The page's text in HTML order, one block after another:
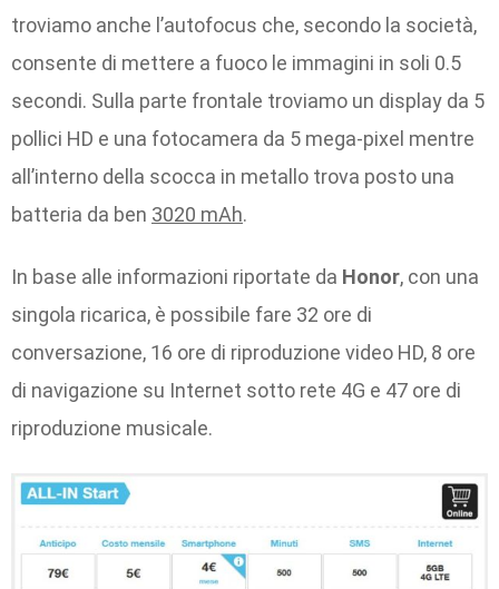
troviamo anche l’autofocus che, secondo la società,
consente di mettere a fuoco le immagini in soli 0.5
secondi. Sulla parte frontale troviamo un display da 5
pollici HD e una fotocamera da 5 mega-pixel mentre
all’interno della scocca in metallo trova posto una
batteria da ben 3020 mAh.
In base alle informazioni riportate da Honor, con una
singola ricarica, è possibile fare 32 ore di
conversazione, 16 ore di riproduzione video HD, 8 ore
di navigazione su Internet sotto rete 4G e 47 ore di
riproduzione musicale.